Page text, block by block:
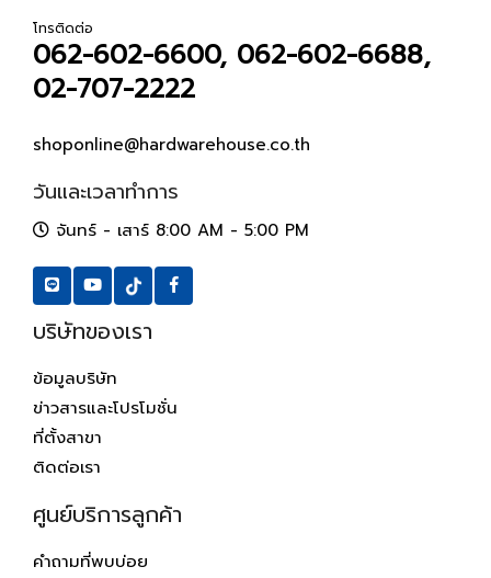
โทรติดต่อ
062-602-6600, 062-602-6688,
02-707-2222
shoponline@hardwarehouse.co.th
วันและเวลาทำการ
จันทร์ - เสาร์ 8:00 AM - 5:00 PM
บริษัทของเรา
ข้อมูลบริษัท
ข่าวสารและโปรโมชั่น
ที่ตั้งสาขา
ติดต่อเรา
ศูนย์บริการลูกค้า
คำถามที่พบบ่อย